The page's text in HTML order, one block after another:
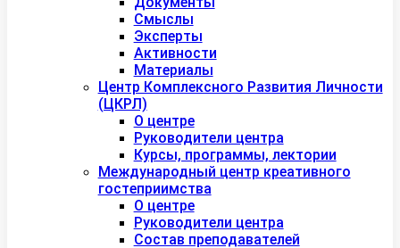
Смыслы
Эксперты
Активности
Материалы
Центр Комплексного Развития Личности
(ЦКРЛ)
О центре
Руководители центра
Курсы, программы, лектории
Международный центр креативного
гостеприимства
О центре
Руководители центра
Состав преподавателей